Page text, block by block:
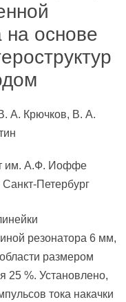
на основе
А. Крючков, В. А.
им. А.Ф. Иоффе
Санкт-Петербург
резонатора 6 мм,
размером
25 %. Установлено,
тока накачки